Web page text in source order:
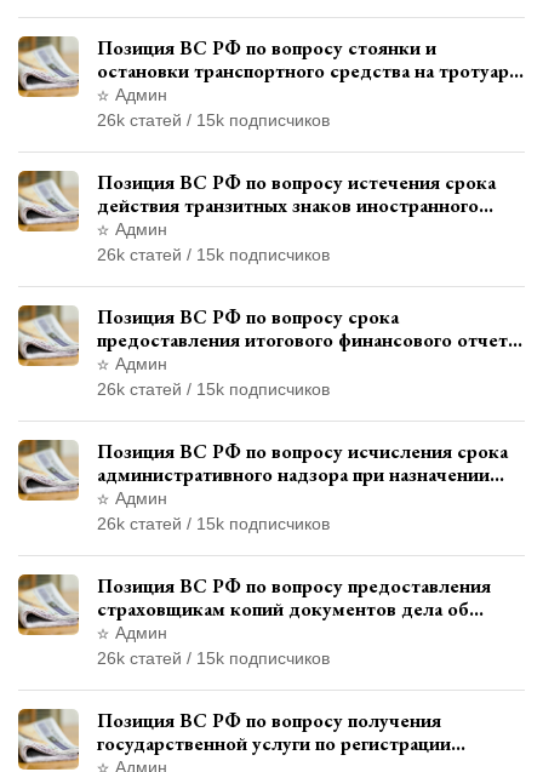
Позиция ВС РФ по вопросу стоянки и
остановки транспортного средства на тротуаре
и квалификации административного
правонарушения
Админ
26k статей / 15k подписчиков
Позиция ВС РФ по вопросу истечения срока
действия транзитных знаков иностранного
государства и отсутствия состава
административного правонарушения
Админ
26k статей / 15k подписчиков
Позиция ВС РФ по вопросу срока
предоставления итогового финансового отчета
кандидатом в соответствии с
законодательством о выборах
Админ
26k статей / 15k подписчиков
Позиция ВС РФ по вопросу исчисления срока
административного надзора при назначении
дополнительного наказания, отличного от
ограничения свободы
Админ
26k статей / 15k подписчиков
Позиция ВС РФ по вопросу предоставления
страховщикам копий документов дела об
административном правонарушении для
автотехнической экспертизы
Админ
26k статей / 15k подписчиков
Позиция ВС РФ по вопросу получения
государственной услуги по регистрации
транспортного средства через представителя
Админ